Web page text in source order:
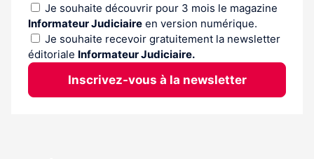
Je souhaite découvrir pour 3 mois le magazine
Informateur Judiciaire en version numérique.
Je souhaite recevoir gratuitement la newsletter
éditoriale Informateur Judiciaire.
Inscrivez-vous à la newsletter